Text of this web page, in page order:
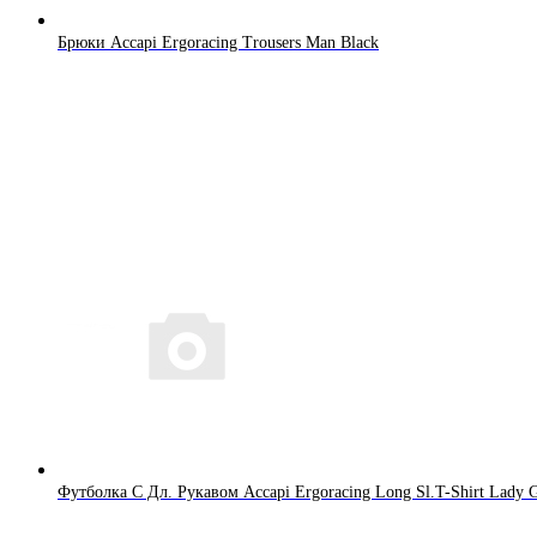
Брюки Accapi Ergoracing Trousers Man Black
Футболка С Дл. Рукавом Accapi Ergoracing Long Sl.T-Shirt Lady